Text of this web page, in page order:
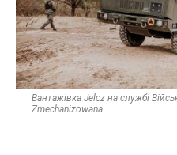
Вантажівка Jelcz на службі
Zmechanizowana